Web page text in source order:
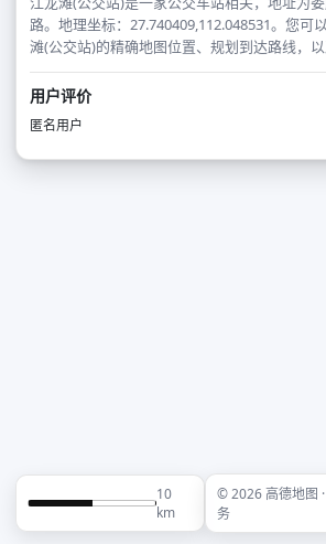
路。地理坐标：27.740409,112.048531。您可
滩(公交站)的精确地图位置、规划到达路线，以
用户评价
匿名用户
10
km
© 2026 高德地图
务